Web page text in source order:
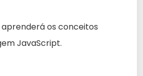
os conceitos
JavaScript.